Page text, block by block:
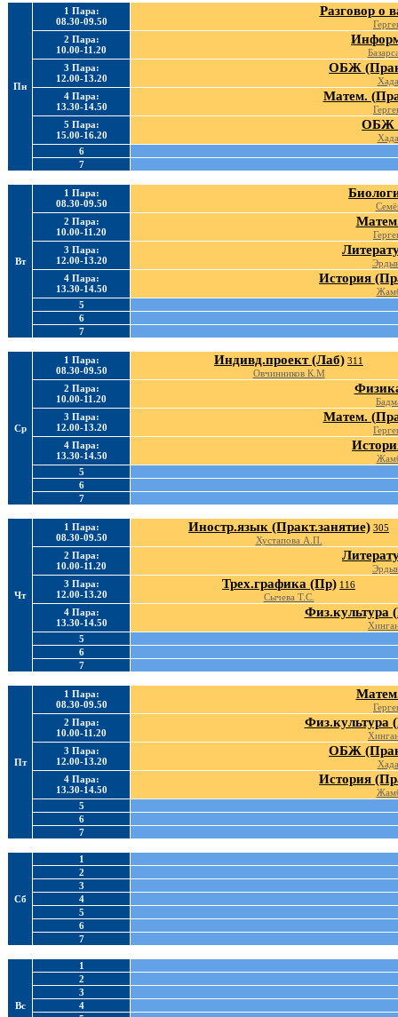
Пн
1 Пара:
08.30-09.50
Разговор о
2 Пара:
10.00-11.20
3 Пара:
12.00-13.20
ОБЖ
4 Пара:
13.30-14.50
Матем.
5 Пара:
15.00-16.20
ОБЖ
6
7
Вт
1 Пара:
08.30-09.50
2 Пара:
10.00-11.20
3 Пара:
12.00-13.20
4 Пара:
13.30-14.50
История
5
6
7
Ср
1 Пара:
08.30-09.50
Индивд.проект (Лаб) 311
Овчинников К.М
2 Пара:
10.00-11.20
3 Пара:
12.00-13.20
Матем.
4 Пара:
13.30-14.50
5
6
7
Чт
1 Пара:
08.30-09.50
Иностр.язык (Практ.занятие) 305
Хустапова А.П.
2 Пара:
10.00-11.20
3 Пара:
12.00-13.20
Трех.графика (Пр) 116
Сычева Т.С.
4 Пара:
13.30-14.50
Физ.культура
5
6
7
Пт
1 Пара:
08.30-09.50
2 Пара:
10.00-11.20
Физ.культура
3 Пара:
12.00-13.20
ОБЖ
4 Пара:
13.30-14.50
История
5
6
7
Сб
1
2
3
4
5
6
7
Вс
1
2
3
4